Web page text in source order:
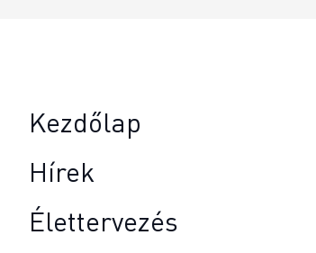
Kezdőlap
Hírek
Élettervezés